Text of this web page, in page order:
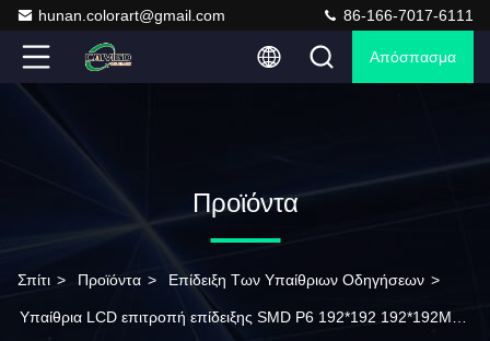
hunan.colorart@gmail.com 86-166-7017-6111
Απόσπασμα
Προϊόντα
Σπίτι > Προϊόντα > Επίδειξη Των Υπαίθριων Οδηγήσεων >
Υπαίθρια LCD επιτροπή επίδειξης SMD P6 192*192 192*192MM